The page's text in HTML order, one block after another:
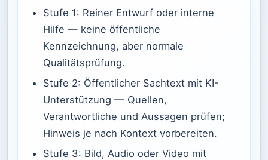
Stufe 1: Reiner Entwurf oder interne
Hilfe — keine öffentliche
Kennzeichnung, aber normale
Qualitätsprüfung.
Stufe 2: Öffentlicher Sachtext mit KI-
Unterstützung — Quellen,
Verantwortliche und Aussagen prüfen;
Hinweis je nach Kontext vorbereiten.
Stufe 3: Bild, Audio oder Video mit